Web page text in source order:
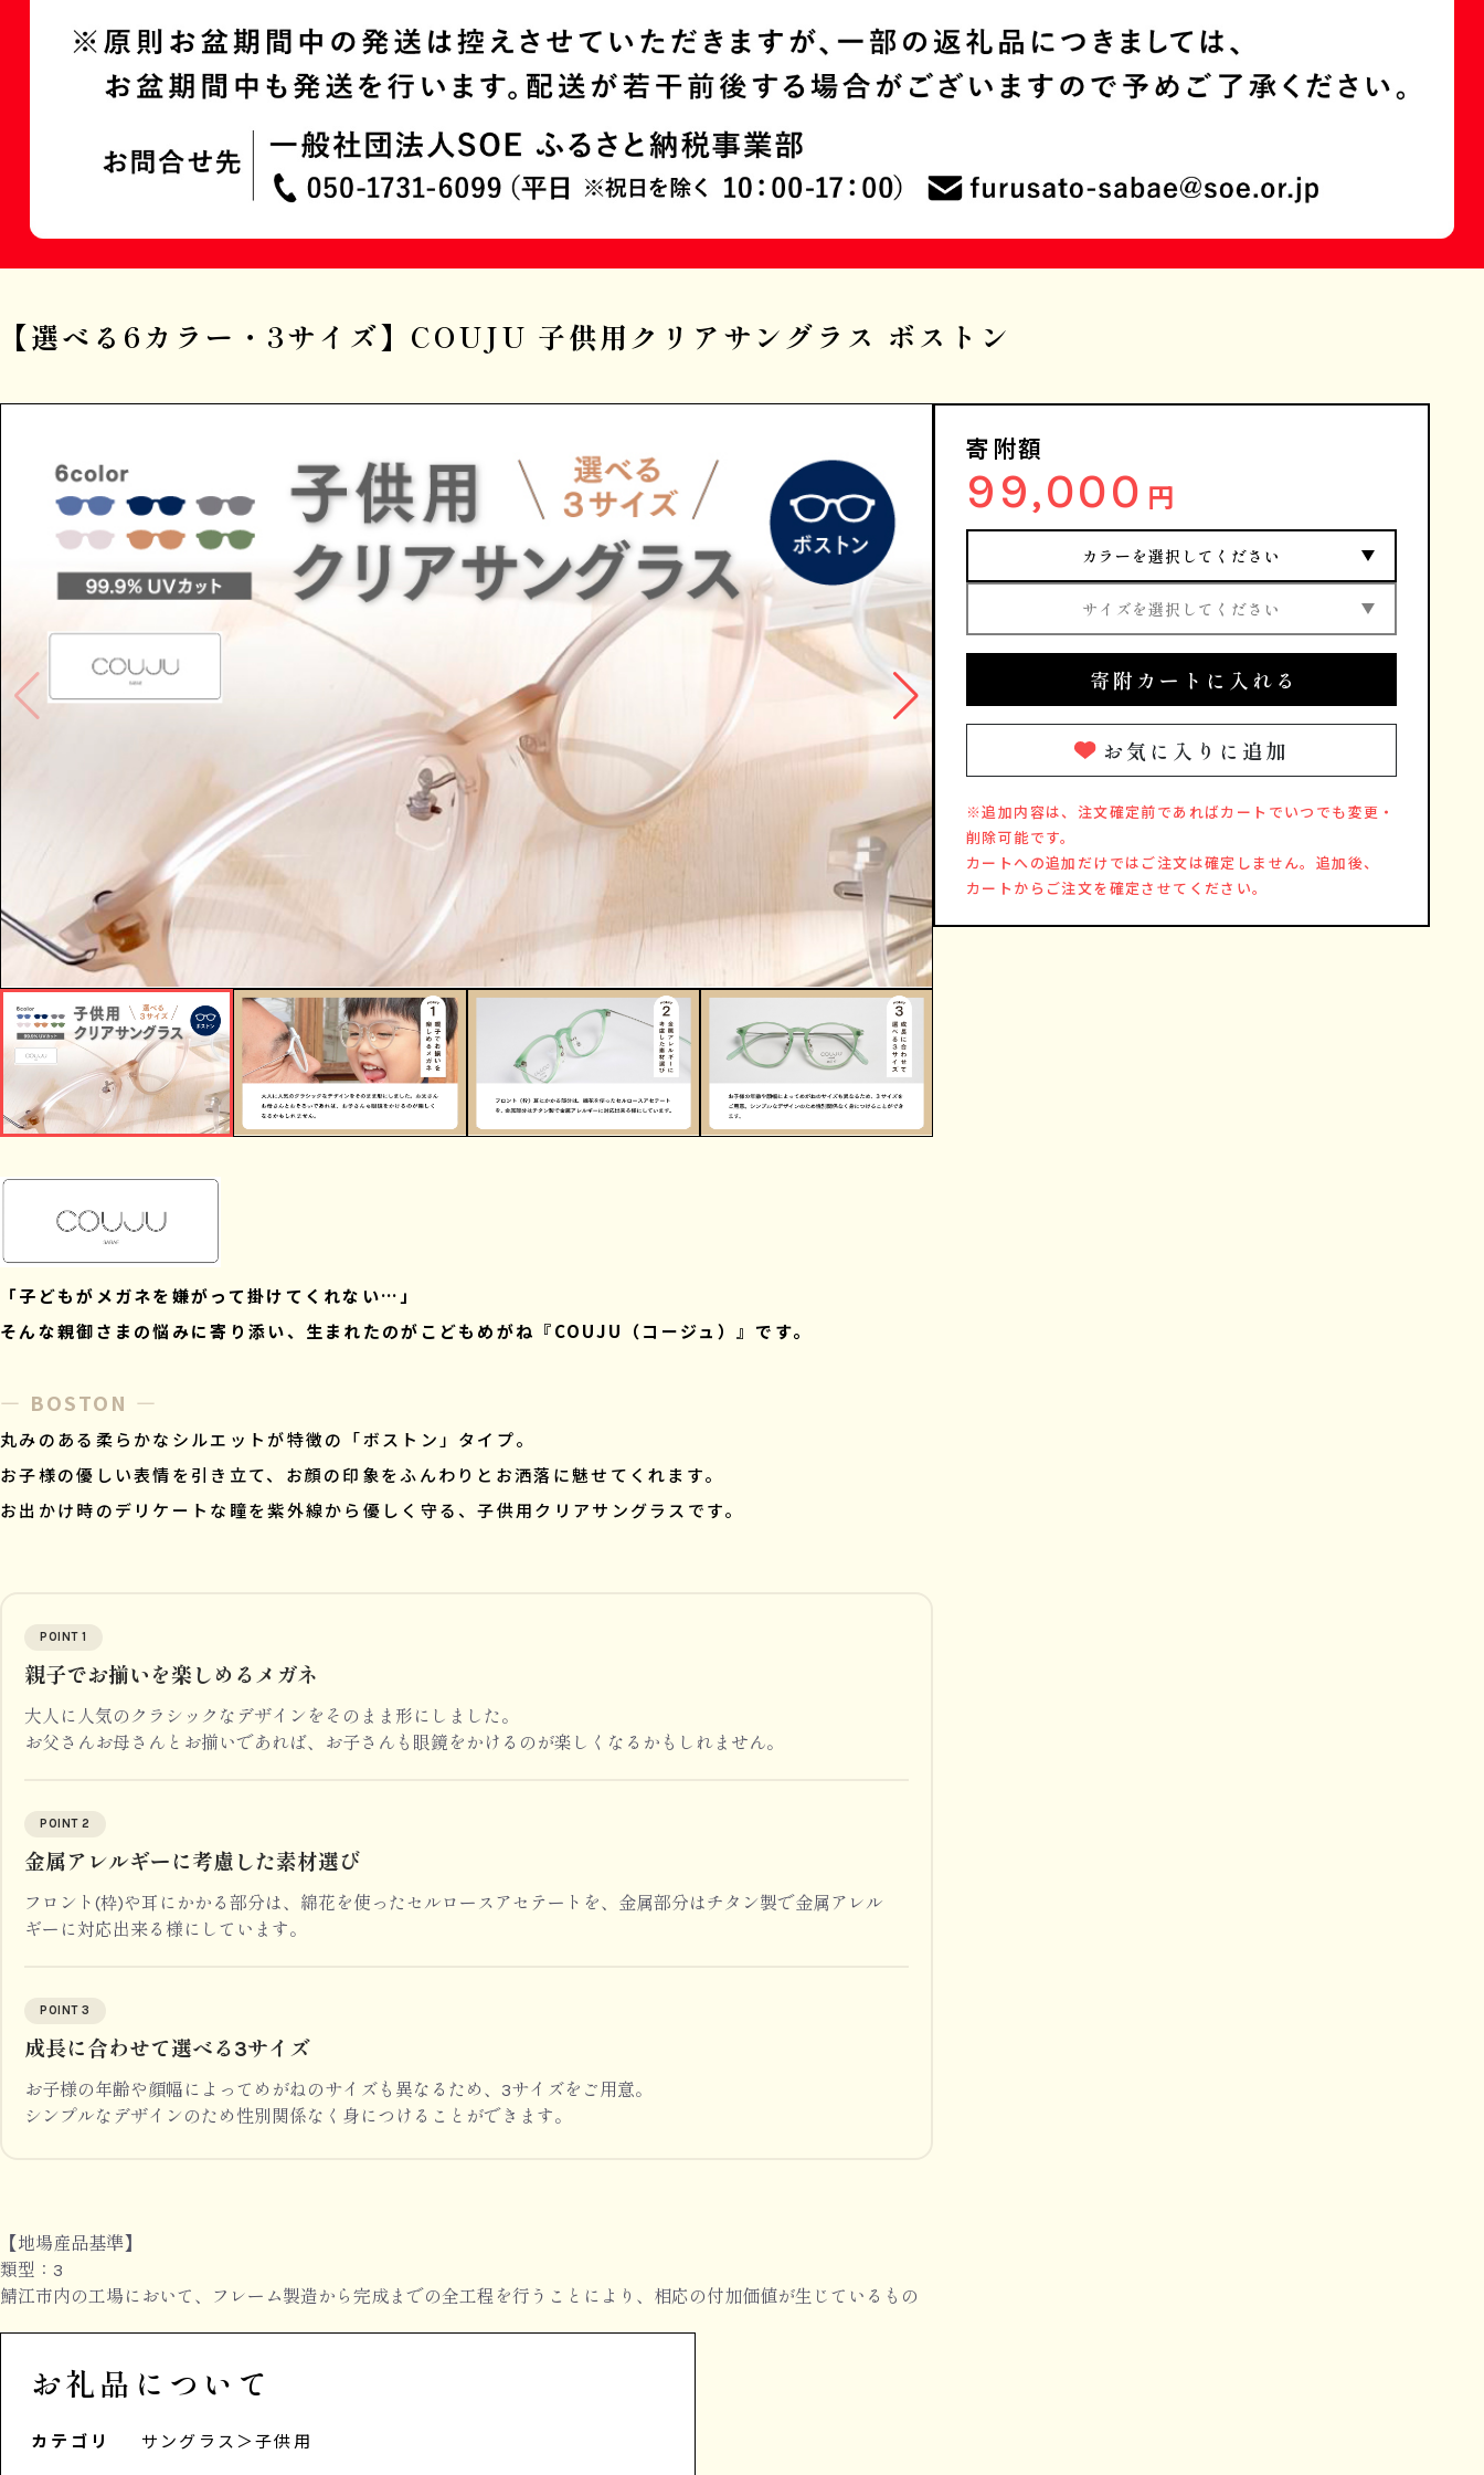
【選べる6カラー・3サイズ】COUJU 子供用クリアサングラス ボストン
寄附額
99,000 円
カラーを選択してください
サイズを選択してください
寄附カートに入れる
お気に入りに追加
※追加内容は、注文確定前であればカートでいつでも変更・
削除可能です。
カートへの追加だけではご注文は確定しません。追加後、
カートからご注文を確定させてください。
「子どもがメガネを嫌がって掛けてくれない…」
そんな親御さまの悩みに寄り添い、生まれたのがこどもめがね『COUJU（コージュ）』です。
— BOSTON —
丸みのある柔らかなシルエットが特徴の「ボストン」タイプ。
お子様の優しい表情を引き立て、お顔の印象をふんわりとお洒落に魅せてくれます。
お出かけ時のデリケートな瞳を紫外線から優しく守る、子供用クリアサングラスです。
POINT 1
親子でお揃いを楽しめるメガネ
大人に人気のクラシックなデザインをそのまま形にしました。
お父さんお母さんとお揃いであれば、お子さんも眼鏡をかけるのが楽しくなるかもしれません。
POINT 2
金属アレルギーに考慮した素材選び
フロント(枠)や耳にかかる部分は、綿花を使ったセルロースアセテートを、金属部分はチタン製で金属アレル
ギーに対応出来る様にしています。
POINT 3
成長に合わせて選べる3サイズ
お子様の年齢や顔幅によってめがねのサイズも異なるため、3サイズをご用意。
シンプルなデザインのため性別関係なく身につけることができます。
【地場産品基準】
類型：3
鯖江市内の工場において、フレーム製造から完成までの全工程を行うことにより、相応の付加価値が生じているもの
お礼品について
カテゴリ サングラス ＞子供用